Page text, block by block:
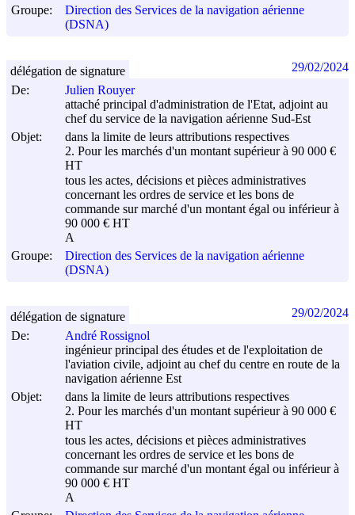
Groupe:
Direction des Services de la navigation aérienne
(DSNA)
De:
Julien Rouyer
attaché principal d'administration de l'Etat, adjoint au
chef du service de la navigation aérienne Sud-Est
Objet:
dans la limite de leurs attributions respectives
2. Pour les marchés d'un montant supérieur à 90 000 €
HT
tous les actes, décisions et pièces administratives
concernant les ordres de service et les bons de
commande sur marché d'un montant égal ou inférieur à
90 000 € HT
A
Groupe:
Direction des Services de la navigation aérienne
(DSNA)
délégation de signature 29/02/2024
De:
André Rossignol
ingénieur principal des études et de l'exploitation de
l'aviation civile, adjoint au chef du centre en route de la
navigation aérienne Est
Objet:
dans la limite de leurs attributions respectives
2. Pour les marchés d'un montant supérieur à 90 000 €
HT
tous les actes, décisions et pièces administratives
concernant les ordres de service et les bons de
commande sur marché d'un montant égal ou inférieur à
90 000 € HT
A
délégation de signature 29/02/2024